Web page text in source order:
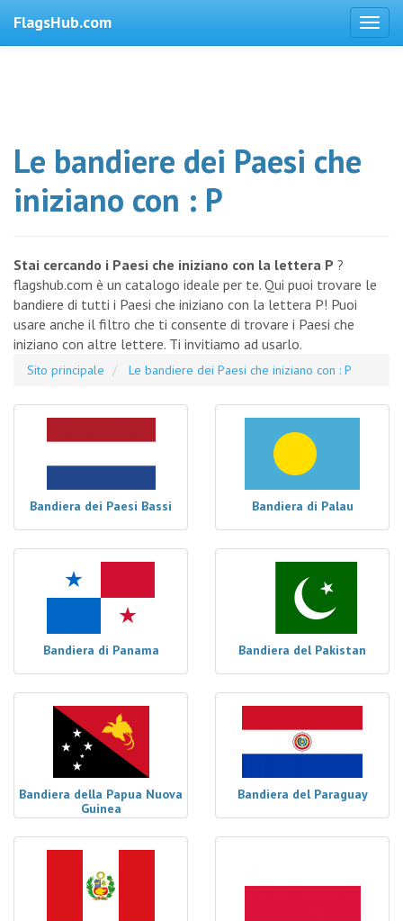
FlagsHub.com
Le bandiere dei Paesi che
iniziano con : P
Stai cercando i Paesi che iniziano con la lettera P ?
flagshub.com è un catalogo ideale per te. Qui puoi trovare le
bandiere di tutti i Paesi che iniziano con la lettera P! Puoi
usare anche il filtro che ti consente di trovare i Paesi che
iniziano con altre lettere. Ti invitiamo ad usarlo.
Sito principale Le bandiere dei Paesi che iniziano con : P
Bandiera dei Paesi Bassi Bandiera di Palau
Bandiera di Panama Bandiera del Pakistan
Bandiera della Papua Nuova
Guinea
Bandiera del Paraguay